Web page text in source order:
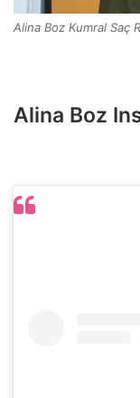
Alina Boz Kumral Saç
Alina Boz